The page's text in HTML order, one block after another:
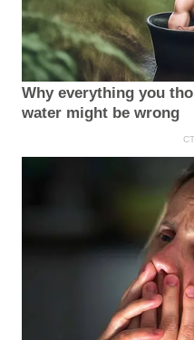
Why everything you
water might be wrong